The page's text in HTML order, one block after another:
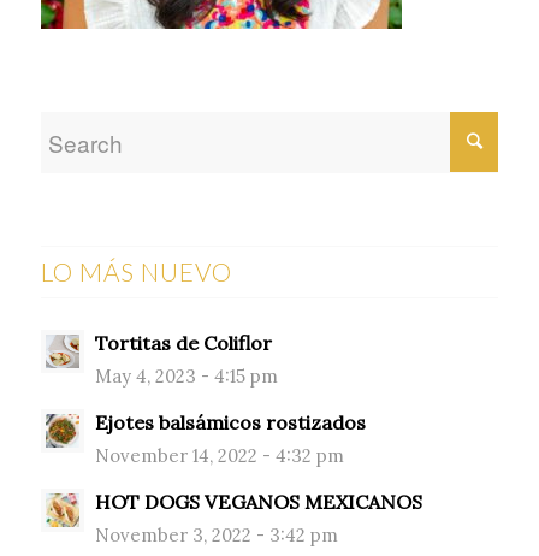
LO MÁS NUEVO
Tortitas de Coliflor
May 4, 2023 - 4:15 pm
Ejotes balsámicos rostizados
November 14, 2022 - 4:32 pm
HOT DOGS VEGANOS MEXICANOS
November 3, 2022 - 3:42 pm